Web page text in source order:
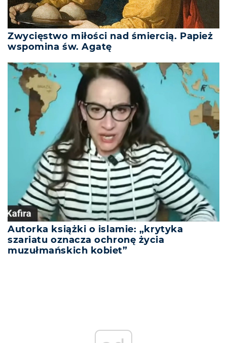
Zwycięstwo miłości nad śmiercią. Papież
wspomina św. Agatę
Autorka książki o islamie: „krytyka
szariatu oznacza ochronę życia
muzułmańskich kobiet”